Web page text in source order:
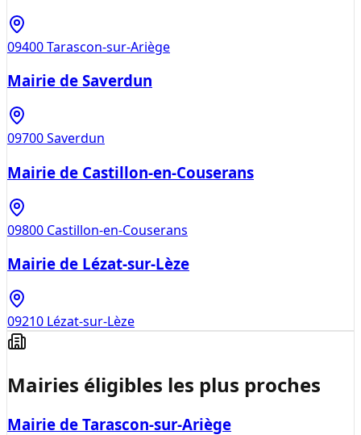
09400Tarascon-sur-Ariège
Mairie de Saverdun
09700Saverdun
Mairie de Castillon-en-Couserans
09800 Castillon-en-Couserans
Mairie de Lézat-sur-Lèze
09210 Lézat-sur-Lèze
Mairies éligibles les plus proches
Mairie de Tarascon-sur-Ariège